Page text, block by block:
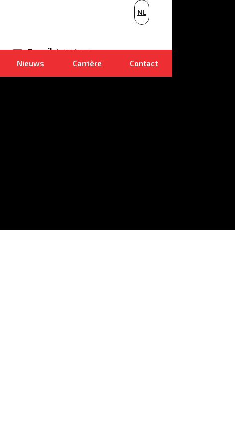
E-mail info@dudr.cz
NL
Nieuws Carrière Contact